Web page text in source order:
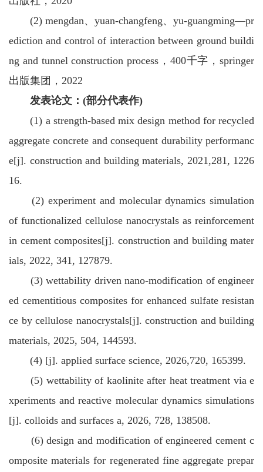
(2) mengdan、yuan-changfeng、yu-guangming—pr
ediction and control of interaction between ground buildi
ng and tunnel construction process，400千字，springer
出版集团，2022
发表论文：(部分代表作)
(1) a strength-based mix design method for recycled
aggregate concrete and consequent durability performanc
e[j]. construction and building materials, 2021,281, 1226
16.
(2) experiment and molecular dynamics simulation
of functionalized cellulose nanocrystals as reinforcement
in cement composites[j]. construction and building mater
ials, 2022, 341, 127879.
(3) wettability driven nano-modification of engineer
ed cementitious composites for enhanced sulfate resistan
ce by cellulose nanocrystals[j]. construction and building
materials, 2025, 504, 144593.
(4) [j]. applied surface science, 2026,720, 165399.
(5) wettability of kaolinite after heat treatment via e
xperiments and reactive molecular dynamics simulations
[j]. colloids and surfaces a, 2026, 728, 138508.
(6) design and modification of engineered cement c
omposite materials for regenerated fine aggregate prepar